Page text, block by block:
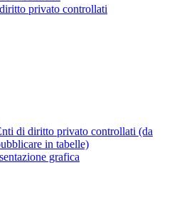
privato controllati
di diritto privato controllati (da
in tabelle)
grafica